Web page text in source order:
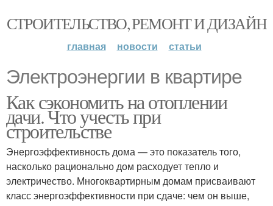
СТРОИТЕЛЬСТВО, РЕМОНТ И ДИЗАЙН
главная новости статьи
Электроэнергии в квартире
Как сэкономить на отоплении
дачи. Что учесть при
строительстве
Энергоэффективность дома — это показатель того,
насколько рационально дом расходует тепло и
электричество. Многоквартирным домам присваивают
класс энергоэффективности при сдаче: чем он выше,